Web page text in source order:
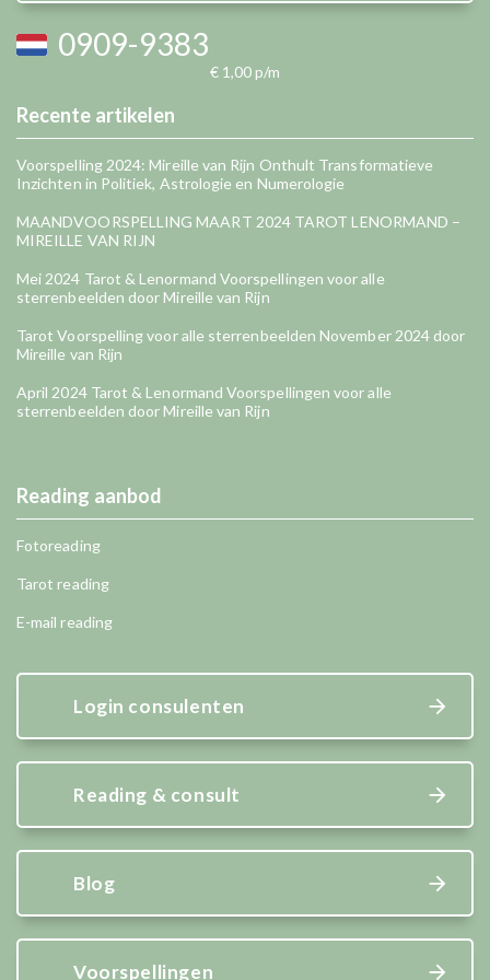
0909-9383
€ 1,00 p/m
Recente artikelen
Voorspelling 2024: Mireille van Rijn Onthult Transformatieve
Inzichten in Politiek, Astrologie en Numerologie
MAANDVOORSPELLING MAART 2024 TAROT LENORMAND –
MIREILLE VAN RIJN
Mei 2024 Tarot & Lenormand Voorspellingen voor alle
sterrenbeelden door Mireille van Rijn
Tarot Voorspelling voor alle sterrenbeelden November 2024 door
Mireille van Rijn
April 2024 Tarot & Lenormand Voorspellingen voor alle
sterrenbeelden door Mireille van Rijn
Reading aanbod
Fotoreading
Tarot reading
E-mail reading
Login consulenten
Reading & consult
Blog
Voorspellingen